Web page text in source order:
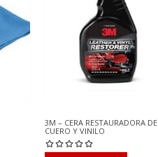
3M – CERA RESTAURADORA DE
CUERO Y VINILO